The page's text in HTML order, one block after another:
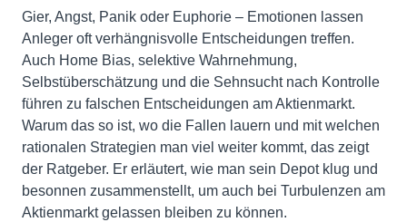
Gier, Angst, Panik oder Euphorie – Emotionen lassen
Anleger oft verhängnisvolle Entscheidungen treffen.
Auch Home Bias, selektive Wahrnehmung,
Selbstüberschätzung und die Sehnsucht nach Kontrolle
führen zu falschen Entscheidungen am Aktienmarkt.
Warum das so ist, wo die Fallen lauern und mit welchen
rationalen Strategien man viel weiter kommt, das zeigt
der Ratgeber. Er erläutert, wie man sein Depot klug und
besonnen zusammenstellt, um auch bei Turbulenzen am
Aktienmarkt gelassen bleiben zu können.